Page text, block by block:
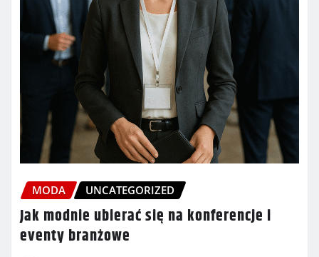
MODA UNCATEGORIZED
Jak modnie ubierać się na konferencje i
eventy branżowe